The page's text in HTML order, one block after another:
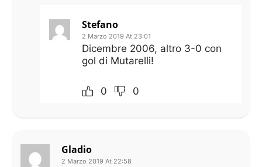
Stefano
2 Marzo 2019 At 23:01
Dicembre 2006, altro 3-0 con
gol di Mutarelli!
0 0
Gladio
2 Marzo 2019 At 22:58